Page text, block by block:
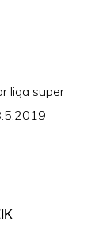
liga super